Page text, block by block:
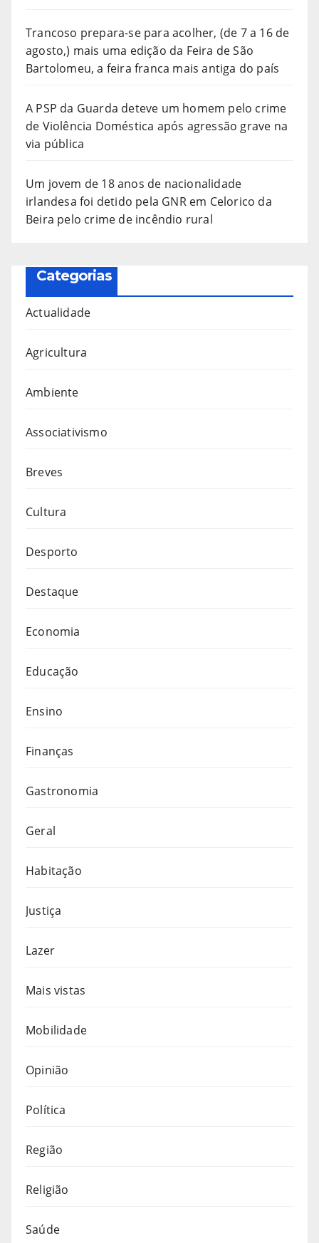
Trancoso prepara-se para acolher, (de 7 a 16 de
agosto,) mais uma edição da Feira de São
Bartolomeu, a feira franca mais antiga do país
A PSP da Guarda deteve um homem pelo crime
de Violência Doméstica após agressão grave na
via pública
Um jovem de 18 anos de nacionalidade
irlandesa foi detido pela GNR em Celorico da
Beira pelo crime de incêndio rural
Categorias
Actualidade
Agricultura
Ambiente
Associativismo
Breves
Cultura
Desporto
Destaque
Economia
Educação
Ensino
Finanças
Gastronomia
Geral
Habitação
Justiça
Lazer
Mais vistas
Mobilidade
Opinião
Política
Região
Religião
Saúde